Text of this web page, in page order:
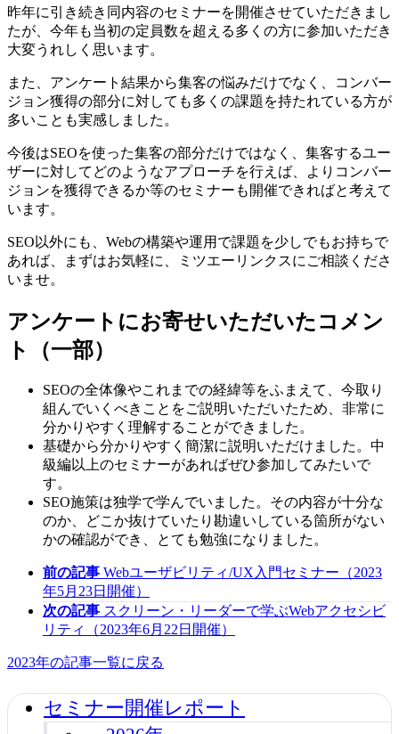
昨年に引き続き同内容のセミナーを開催させていただきまし
たが、今年も当初の定員数を超える多くの方に参加いただき
大変うれしく思います。
また、アンケート結果から集客の悩みだけでなく、コンバー
ジョン獲得の部分に対しても多くの課題を持たれている方が
多いことも実感しました。
今後はSEOを使った集客の部分だけではなく、集客するユー
ザーに対してどのようなアプローチを行えば、よりコンバー
ジョンを獲得できるか等のセミナーも開催できればと考えて
います。
SEO以外にも、Webの構築や運用で課題を少しでもお持ちで
あれば、まずはお気軽に、ミツエーリンクスにご相談くださ
いませ。
アンケートにお寄せいただいたコメン
ト（一部）
SEOの全体像やこれまでの経緯等をふまえて、今取り
組んでいくべきことをご説明いただいたため、非常に
分かりやすく理解することができました。
基礎から分かりやすく簡潔に説明いただけました。中
級編以上のセミナーがあればぜひ参加してみたいで
す。
SEO施策は独学で学んでいました。その内容が十分な
のか、どこか抜けていたり勘違いしている箇所がない
かの確認ができ、とても勉強になりました。
前の記事 Webユーザビリティ/UX入門セミナー（2023
年5月23日開催）
次の記事 スクリーン・リーダーで学ぶWebアクセシビ
リティ（2023年6月22日開催）
2023年の記事一覧に戻る
セミナー開催レポート